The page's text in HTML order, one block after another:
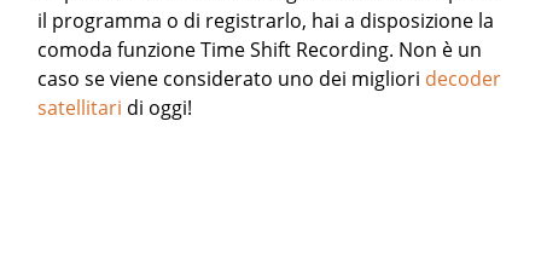
il programma o di registrarlo, hai a disposizione la
comoda funzione Time Shift Recording. Non è un
caso se viene considerato uno dei migliori decoder
satellitari di oggi!